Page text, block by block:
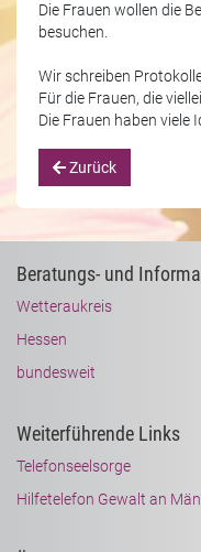
Die Frauen wollen die
besuchen.
Wir schreiben
Für die Frauen, die
Die Frauen haben viele
Zurück
Beratungs- und
Wetteraukreis
Hessen
bundesweit
Weiterführende Links
Telefonseelsorge
Hilfetelefon Gewalt an